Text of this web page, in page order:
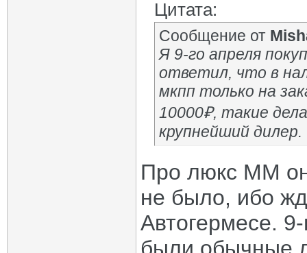
Цитата:
Сообщение от
Я 9-го апреля
ответил, что в
мкпп только на
10000₽, такие
крупнейший дилер.
Про люкс ММ
не было, ибо
Автогермесе.